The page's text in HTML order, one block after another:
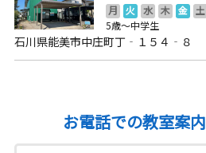
月 火 水 木 金 土
5歳～中学生
石川県能美市中庄町丁‐１５４‐８
お電話での教室案内